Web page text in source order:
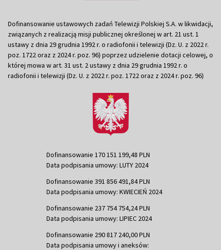
Dofinansowanie ustawowych zadań Telewizji Polskiej S.A. w likwidacji,
związanych z realizacją misji publicznej określonej w art. 21 ust. 1
ustawy z dnia 29 grudnia 1992 r. o radiofonii i telewizji (Dz. U. z 2022 r.
poz. 1722 oraz z 2024 r. poz. 96) poprzez udzielenie dotacji celowej, o
której mowa w art. 31 ust. 2 ustawy z dnia 29 grudnia 1992 r. o
radiofonii i telewizji (Dz. U. z 2022 r. poz. 1722 oraz z 2024 r. poz. 96)
Dofinansowanie 170 151 199,48 PLN
Data podpisania umowy: LUTY 2024
Dofinansowanie 391 856 491,84 PLN
Data podpisania umowy: KWIECIEŃ 2024
Dofinansowanie 237 754 754,24 PLN
Data podpisania umowy: LIPIEC 2024
Dofinansowanie 290 817 240,00 PLN
Data podpisania umowy i aneksów: